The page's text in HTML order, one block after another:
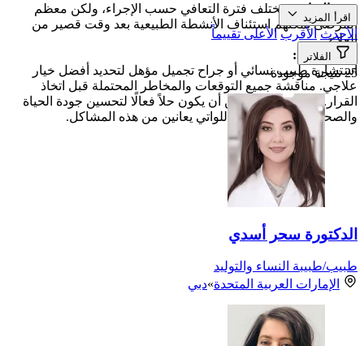
فترة التعافي:تختلف فترة التعافي حسب الإجراء، ولكن معظم
المرضى يمكنهم استئناف الأنشطة الطبيعية بعد وقت قصير من
العلاج.
نصائح مهمة:
استشارة طبيب نسائي أو جراح تجميل مؤهل لتحديد أفضل خيار
علاجي. مناقشة جميع التوقعات والمخاطر المحتملة قبل اتخاذ
القرار. تجديد المهبل يمكن أن يكون حلاً فعالًا لتحسين جودة الحياة
والصحة الجنسية للنساء اللواتي يعانين من هذه المشاكل.
اقرأ المزيد
الأحدث الأقرب الأعلى تقييماً
الفلاتر
25 نتيجة موجودة
الدكتورة سحر أسدي
طبيب/طبيبة النساء والتوليد
الإمارات العربية المتحدة»دبي